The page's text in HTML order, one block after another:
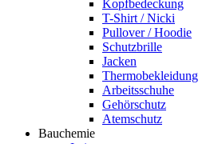
Kopfbedeckung
T-Shirt / Nicki
Pullover / Hoodie
Schutzbrille
Jacken
Thermobekleidung
Arbeitsschuhe
Gehörschutz
Atemschutz
Bauchemie